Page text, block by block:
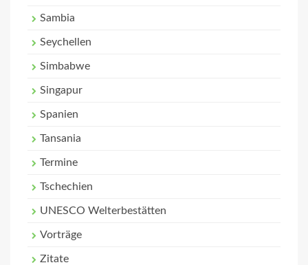
Sambia
Seychellen
Simbabwe
Singapur
Spanien
Tansania
Termine
Tschechien
UNESCO Welterbestätten
Vorträge
Zitate